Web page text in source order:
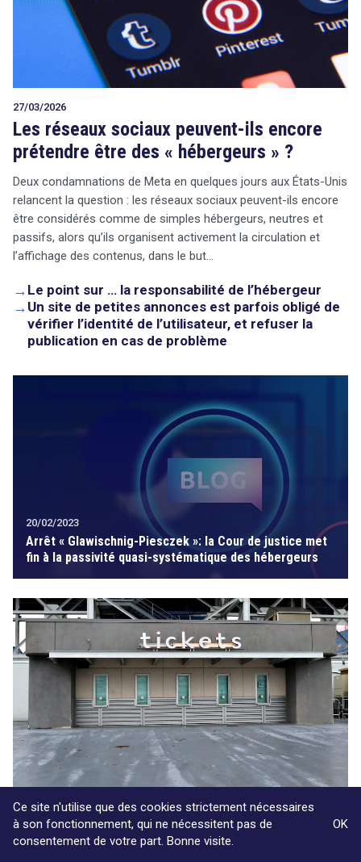
27/03/2026
Les réseaux sociaux peuvent-ils encore
prétendre être des « hébergeurs » ?
Deux condamnations de Meta en quelques jours aux États-Unis
relancent la question : les réseaux sociaux peuvent-ils encore
être considérés comme de simples hébergeurs, neutres et
passifs, alors qu’ils organisent activement la circulation et
l’affichage des contenus, dans le but…
→ Le point sur … la responsabilité de l’hébergeur
→ Un site de petites annonces est parfois obligé de
vérifier l’identité de l’utilisateur, et refuser la
publication en cas de problème
20/02/2023
Arrêt « Glawischnig-Piesczek »: la Cour de justice met
fin à la passivité quasi-systématique des hébergeurs
27/09/2022
La Cour de cassation restreint la notion d’hébergeur
Ce site n'utilise que des cookies strictement nécessaires
à son fonctionnement, qui ne nécessitent pas de
consentement de votre part. Bonne visite.
OK